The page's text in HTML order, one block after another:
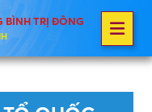
BÌNH TRỊ ĐÔNG